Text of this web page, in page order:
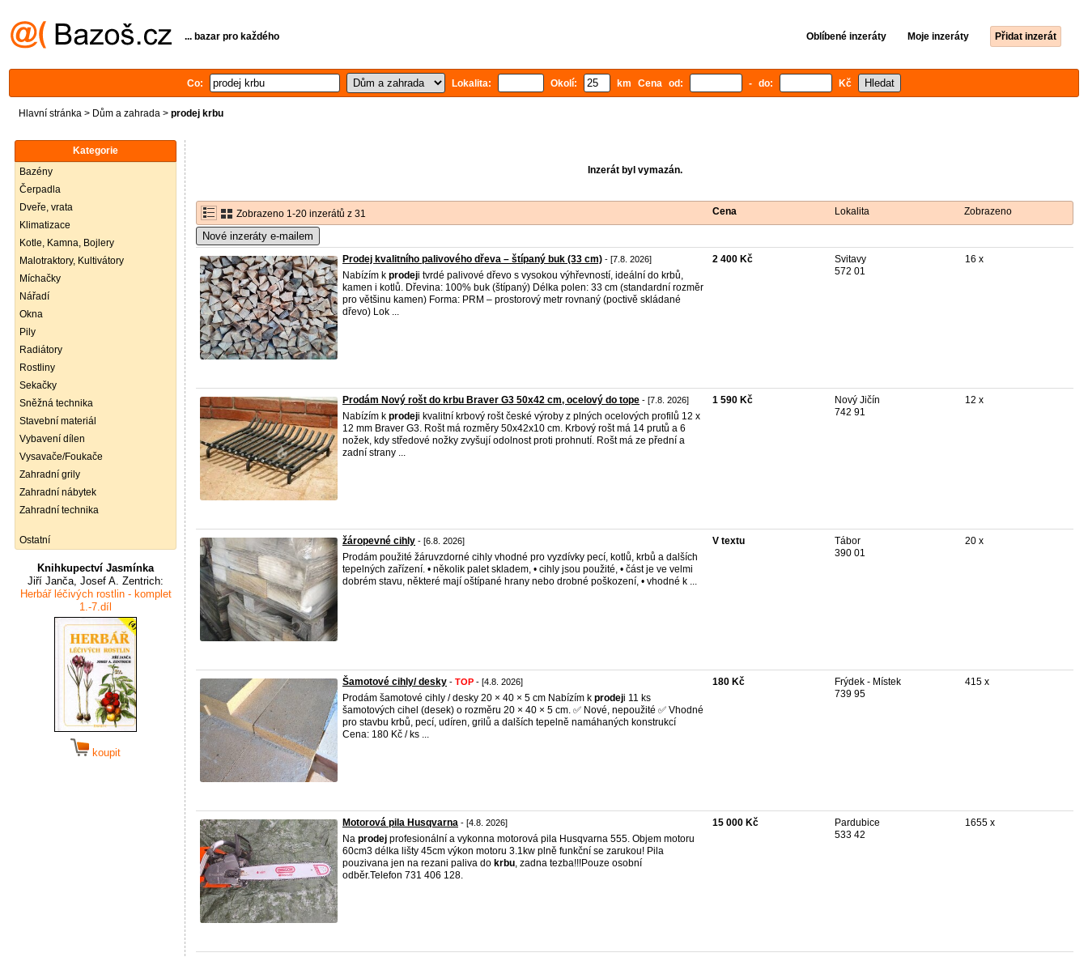
... bazar pro každého Oblíbené inzeráty Moje inzeráty Přidat inzerát
Co: Lokalita: Okolí: km Cena od: - do: Kč
Hlavní stránka > Dům a zahrada > prodej krbu
Kategorie
Bazény
Čerpadla
Dveře, vrata
Klimatizace
Kotle, Kamna, Bojlery
Malotraktory, Kultivátory
Míchačky
Nářadí
Okna
Pily
Radiátory
Rostliny
Sekačky
Sněžná technika
Stavební materiál
Vybavení dílen
Vysavače/Foukače
Zahradní grily
Zahradní nábytek
Zahradní technika
Ostatní
Knihkupectví Jasmínka
Jiří Janča, Josef A. Zentrich:
Herbář léčivých rostlin - komplet
1.-7.díl
koupit
Inzerát byl vymazán.
Zobrazeno 1-20 inzerátů z 31 Cena Lokalita Zobrazeno
Nové inzeráty e-mailem
Prodej kvalitního palivového dřeva – štípaný buk (33 cm) - [7.8. 2026]
Nabízím k prodeji tvrdé palivové dřevo s vysokou výhřevností, ideální do krbů,
kamen i kotlů. Dřevina: 100% buk (štípaný) Délka polen: 33 cm (standardní rozměr
pro většinu kamen) Forma: PRM – prostorový metr rovnaný (poctivě skládané
dřevo) Lok ...
2 400 Kč
Svitavy
572 01
16 x
Prodám Nový rošt do krbu Braver G3 50x42 cm, ocelový do tope - [7.8. 2026]
Nabízím k prodeji kvalitní krbový rošt české výroby z plných ocelových profilů 12 x
12 mm Braver G3. Rošt má rozměry 50x42x10 cm. Krbový rošt má 14 prutů a 6
nožek, kdy středové nožky zvyšují odolnost proti prohnutí. Rošt má ze přední a
zadní strany ...
1 590 Kč
Nový Jičín
742 91
12 x
žáropevné cihly - [6.8. 2026]
Prodám použité žáruvzdorné cihly vhodné pro vyzdívky pecí, kotlů, krbů a dalších
tepelných zařízení. • několik palet skladem, • cihly jsou použité, • část je ve velmi
dobrém stavu, některé mají oštípané hrany nebo drobné poškození, • vhodné k ...
V textu
Tábor
390 01
20 x
Šamotové cihly/ desky - TOP - [4.8. 2026]
Prodám šamotové cihly / desky 20 × 40 × 5 cm Nabízím k prodeji 11 ks
šamotových cihel (desek) o rozměru 20 × 40 × 5 cm. ✅ Nové, nepoužité ✅ Vhodné
pro stavbu krbů, pecí, udíren, grilů a dalších tepelně namáhaných konstrukcí
Cena: 180 Kč / ks ...
180 Kč
Frýdek - Místek
739 95
415 x
Motorová pila Husqvarna - [4.8. 2026]
Na prodej profesionální a vykonna motorová pila Husqvarna 555. Objem motoru
60cm3 délka lišty 45cm výkon motoru 3.1kw plně funkční se zarukou! Pila
pouzivana jen na rezani paliva do krbu, zadna tezba!!!Pouze osobní
odběr.Telefon 731 406 128.
15 000 Kč
Pardubice
533 42
1655 x